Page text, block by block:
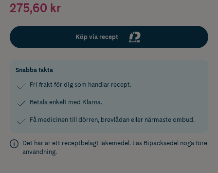
275,60 kr
Köp via recept
Snabba fakta
Fri frakt för dig som handlar recept.
Betala enkelt med Klarna.
Få medicinen till dörren, brevlådan eller närmaste ombud.
Det här är ett receptbelagt läkemedel. Läs Bipacksedel noga före
användning.